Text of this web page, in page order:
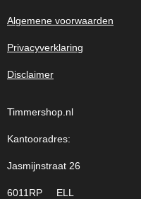
Algemene voorwaarden
Privacyverklaring
Disclaimer
Timmershop.nl
Kantooradres:
Jasmijnstraat 26
6011RP ELL